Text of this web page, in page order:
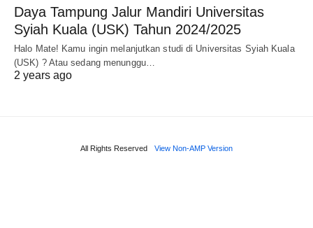
Daya Tampung Jalur Mandiri Universitas
Syiah Kuala (USK) Tahun 2024/2025
Halo Mate! Kamu ingin melanjutkan studi di Universitas Syiah Kuala
(USK) ? Atau sedang menunggu…
2 years ago
All Rights Reserved View Non-AMP Version